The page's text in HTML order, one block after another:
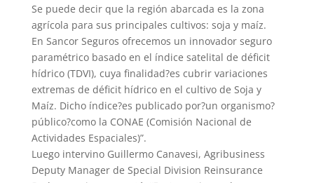
Se puede decir que la región abarcada es la zona
agrícola para sus principales cultivos: soja y maíz.
En Sancor Seguros ofrecemos un innovador seguro
paramétrico basado en el índice satelital de déficit
hídrico (TDVI), cuya finalidad?es cubrir variaciones
extremas de déficit hídrico en el cultivo de Soja y
Maíz. Dicho índice?es publicado por?un organismo?
público?como la CONAE (Comisión Nacional de
Actividades Espaciales)”.
Luego intervino Guillermo Canavesi, Agribusiness
Deputy Manager de Special Division Reinsurance